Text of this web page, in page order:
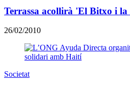
Terrassa acollirà 'El Bitxo i la
26/02/2010
Societat